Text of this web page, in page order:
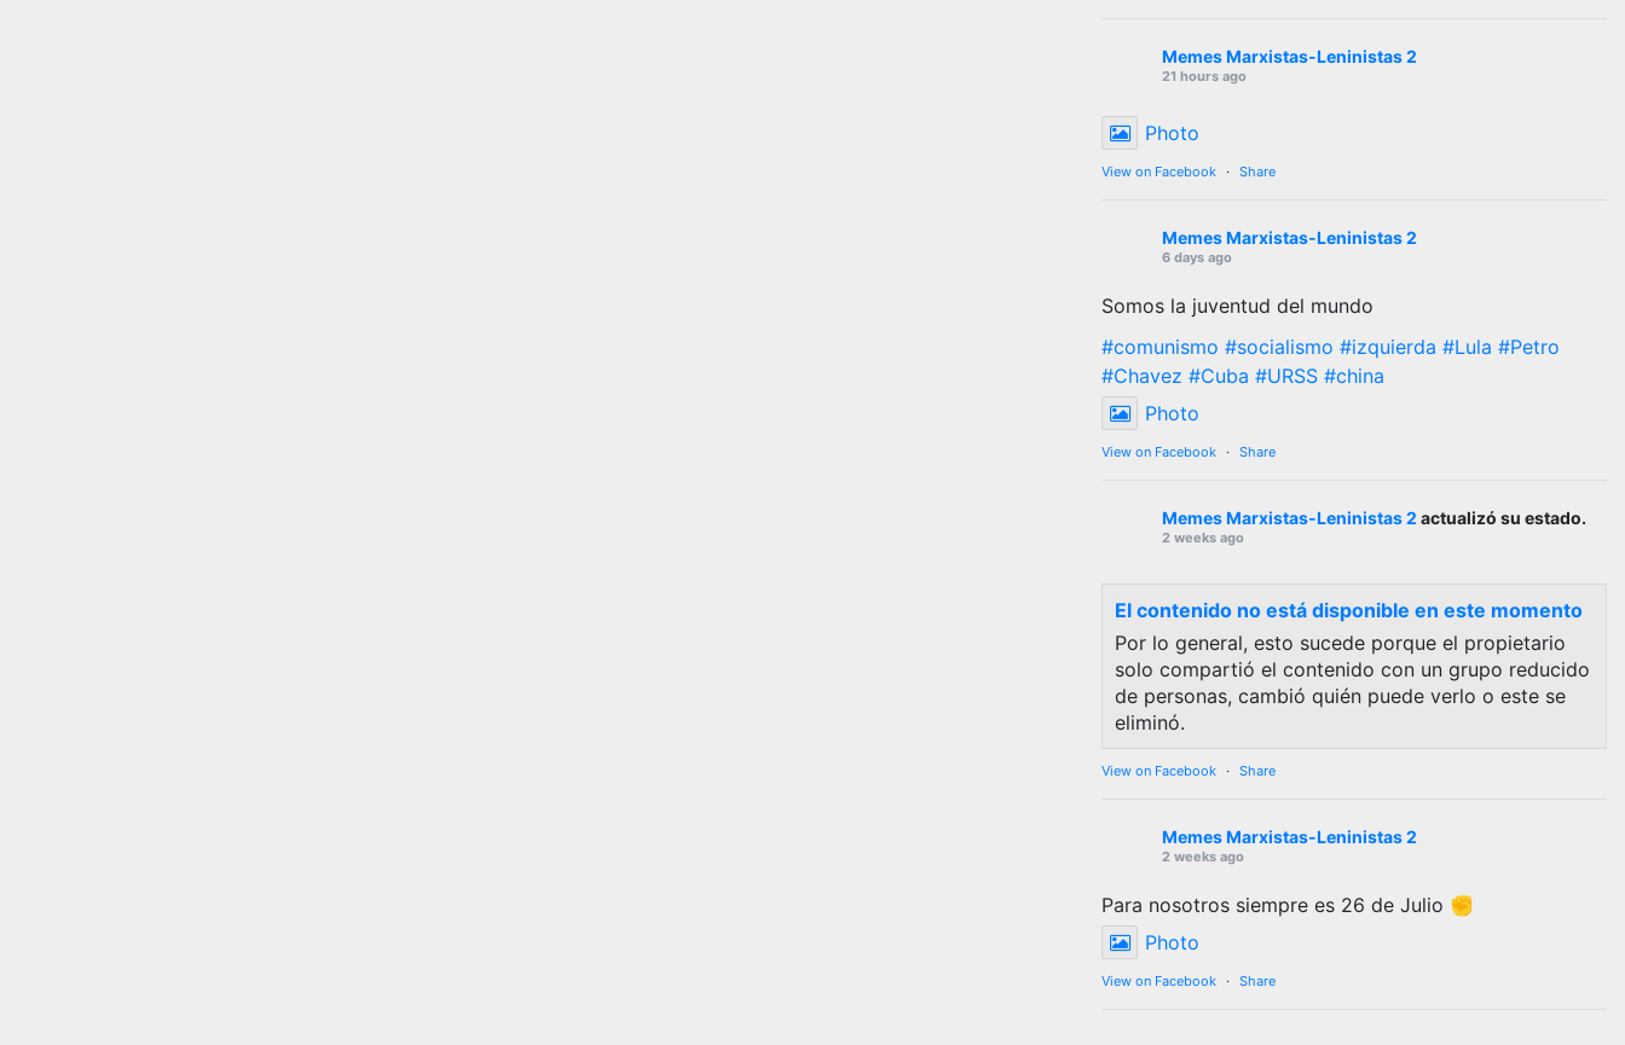
Memes Marxistas-Leninistas 2
21 hours ago
Photo
View on Facebook · Share
Memes Marxistas-Leninistas 2
6 days ago
Somos la juventud del mundo
#comunismo #socialismo #izquierda #Lula #Petro
#Chavez #Cuba #URSS #china
Photo
View on Facebook · Share
Memes Marxistas-Leninistas 2 actualizó su estado.
2 weeks ago
El contenido no está disponible en este momento
Por lo general, esto sucede porque el propietario
solo compartió el contenido con un grupo reducido
de personas, cambió quién puede verlo o este se
eliminó.
View on Facebook · Share
Memes Marxistas-Leninistas 2
2 weeks ago
Para nosotros siempre es 26 de Julio ✊
Photo
View on Facebook · Share